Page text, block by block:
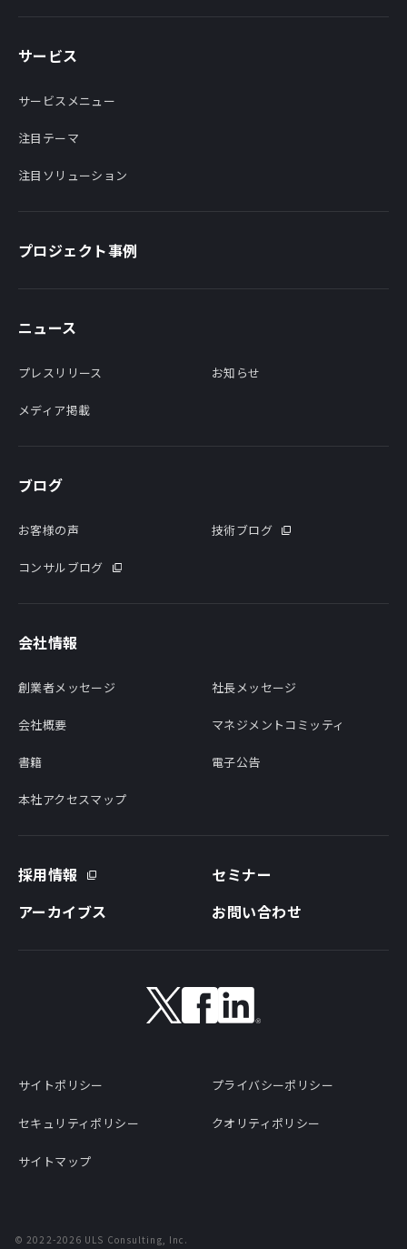
サービス
サービスメニュー
注目テーマ
注目ソリューション
プロジェクト事例
ニュース
プレスリリース お知らせ
メディア掲載
ブログ
お客様の声 技術ブログ
コンサルブログ
会社情報
創業者メッセージ 社長メッセージ
会社概要 マネジメントコミッティ
書籍 電子公告
本社アクセスマップ
採用情報
セミナー
アーカイブス
お問い合わせ
サイトポリシー プライバシーポリシー
セキュリティポリシー クオリティポリシー
サイトマップ
© 2022-2026 ULS Consulting, Inc.